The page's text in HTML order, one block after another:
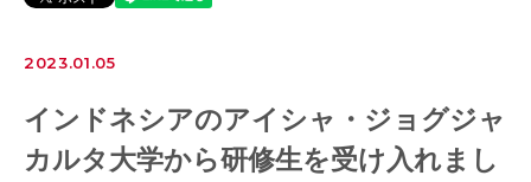
2023.01.05
インドネシアのアイシャ・ジョグジャ
カルタ大学から研修生を受け入れまし